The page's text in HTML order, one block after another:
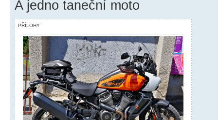
A jedno taneční moto
PŘÍLOHY